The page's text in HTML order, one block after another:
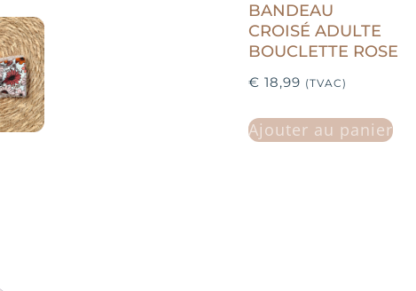
BANDEAU
CROISÉ ADULTE
BOUCLETTE ROSE
€ 18,99 (TVAC)
Ajouter au panier